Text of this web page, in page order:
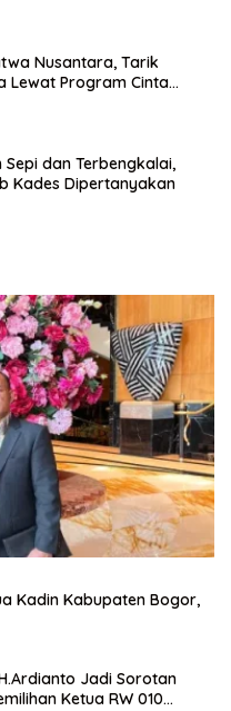
Nusantara, Tarik
Lewat Program Cinta
Sepi dan Terbengkalai,
Kades Dipertanyakan
Kadin Kabupaten Bogor,
Jadi Sorotan
Ketua RW 010